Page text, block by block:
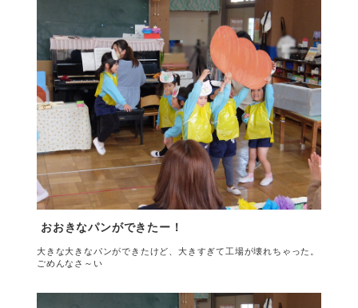
おおきなパンができたー！
大きな大きなパンができたけど、大きすぎて工場が壊れちゃった。
ごめんなさ～い